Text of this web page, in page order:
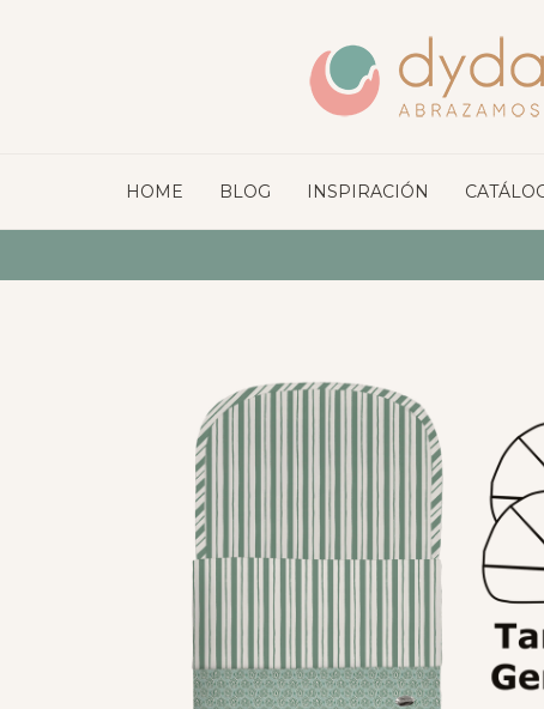
HOME BLOG INSPIRACIÓN